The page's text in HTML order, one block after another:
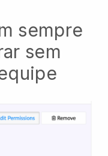
sempre
sem